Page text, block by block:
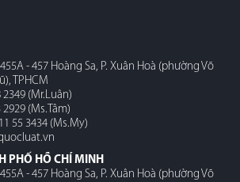
- 457 Hoàng Sa, P. Xuân Hoà (phường Võ
TPHCM
(Mr.Luân)
(Ms.Tâm)
55 3434 (Ms.My)
PHỐ HỒ CHÍ MINH
- 457 Hoàng Sa, P. Xuân Hoà (phường Võ